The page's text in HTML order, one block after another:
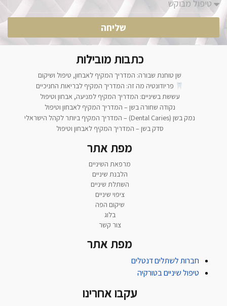
שליחה
כתבות מובילות
שן טוחנת שבורה: המדריך המקיף לאבחון, טיפול ושיקום
פריודונטיה מה זה: המדריך המקיף לבריאות החניכיים
עששת בשיניים: המדריך המקיף למניעה, אבחון וטיפול
נקודה שחורה בשן – המדריך המקיף לאבחון וטיפול
נמק בשן (Dental Caries) – המדריך המקיף ביותר לקהל הישראלי
סדק בשן – המדריך המקיף לאבחון וטיפול
מפת אתר
מרפאת השיניים
הלבנת שיניים
השתלת שיניים
ציפוי שיניים
שיקום הפה
בלוג
צור קשר
מפת אתר
חברות לשתלים דנטלים
טיפול שיניים בטורקיה
עקבו אחרינו